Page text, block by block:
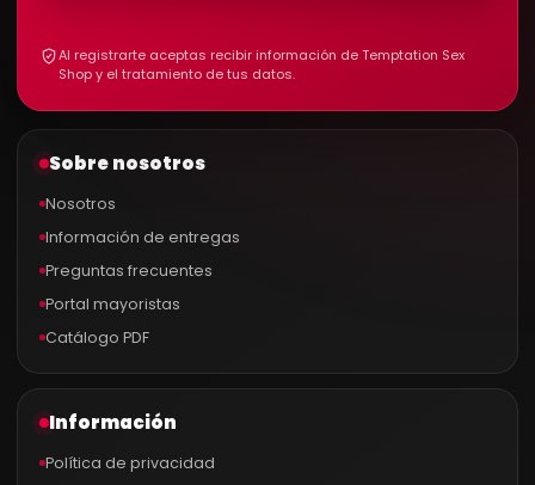
Al registrarte aceptas recibir información de Temptation Sex
Shop y el tratamiento de tus datos.
Sobre nosotros
Nosotros
Información de entregas
Preguntas frecuentes
Portal mayoristas
Catálogo PDF
Información
Política de privacidad